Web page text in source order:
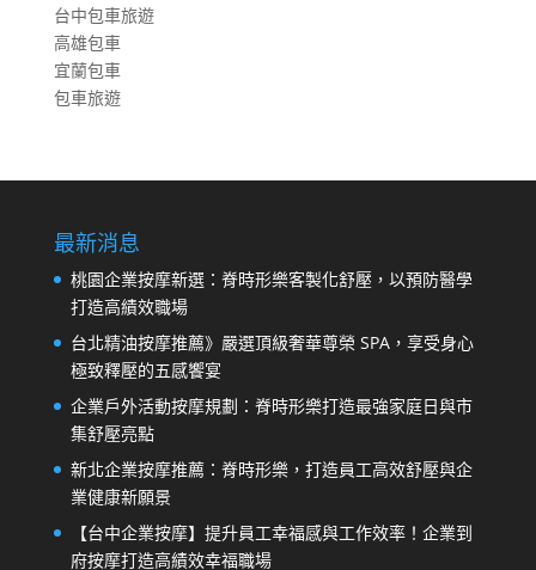
台中包車旅遊
高雄包車
宜蘭包車
包車旅遊
最新消息
桃園企業按摩新選：脊時形樂客製化舒壓，以預防醫學
打造高績效職場
台北精油按摩推薦》嚴選頂級奢華尊榮 SPA，享受身心
極致釋壓的五感饗宴
企業戶外活動按摩規劃：脊時形樂打造最強家庭日與市
集舒壓亮點
新北企業按摩推薦：脊時形樂，打造員工高效舒壓與企
業健康新願景
【台中企業按摩】提升員工幸福感與工作效率！企業到
府按摩打造高績效幸福職場